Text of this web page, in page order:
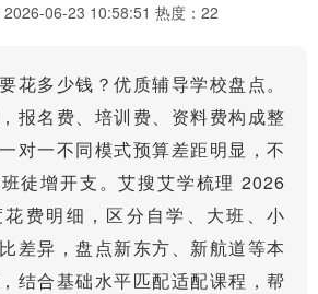
06-23 10:58:51 热度：22
花多少钱？优质辅导学校盘点。
报名费、培训费、资料费构成整
对一不同模式预算差距明显，不
徒增开支。艾搜艾学梳理 2026
费明细，区分自学、大班、小
差异，盘点新东方、新航道等本
结合基础水平匹配适配课程，帮